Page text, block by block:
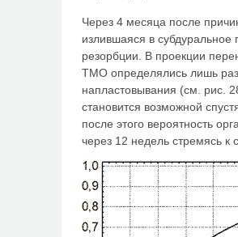
Через 4 месяца после
излившаяся в субдуральное
резорбции. В проекции
ТМО определялись лишь
напластовывания (см. рис.
становится возможной
после этого вероятность
через 12 недель стремясь